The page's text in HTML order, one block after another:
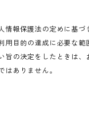
報保護法の定めに基
目的の達成に必要な
の決定をしたときは
ありません。